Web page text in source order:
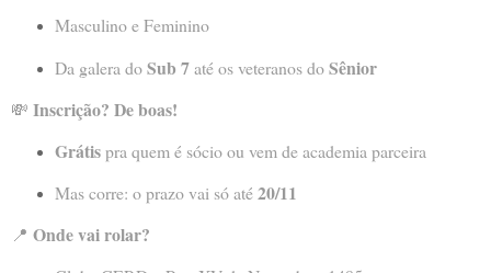
Masculino e Feminino
Da galera doSub 7até os veteranos doSênior
💸 Inscrição? De boas!
Grátispra quem é sócio ou vem de academia parceira
Mas corre: o prazo vai só até20/11
📍 Onde vai rolar?